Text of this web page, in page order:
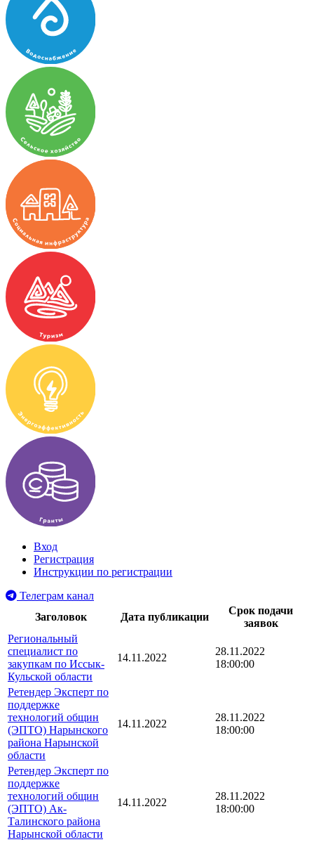
Вход
Регистрация
Инструкции по регистрации
Телеграм канал
Заголовок
Дата публикации
Срок подачи
заявок
Региональный
специалист по
закупкам по Иссык-
Кульской области
14.11.2022
28.11.2022
18:00:00
Ретендер Эксперт по
поддержке
технологий общин
(ЭПТО) Нарынского
района Нарынской
области
14.11.2022
28.11.2022
18:00:00
Ретендер Эксперт по
поддержке
технологий общин
(ЭПТО) Ак-
Талинского района
Нарынской области
14.11.2022
28.11.2022
18:00:00